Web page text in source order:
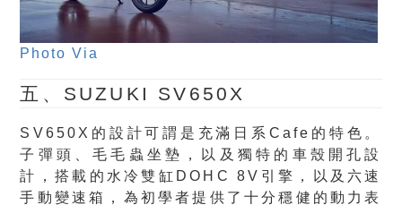
Photo Via
五、SUZUKI SV650X
SV650X的設計可謂是充滿日系Cafe的特色。
子彈頭、毛毛蟲坐墊，以及獨特的車殼開孔設
計，搭載的水冷雙缸DOHC 8V引擎，以及六速
手動變速箱，為初學者提供了十分穩健的動力表